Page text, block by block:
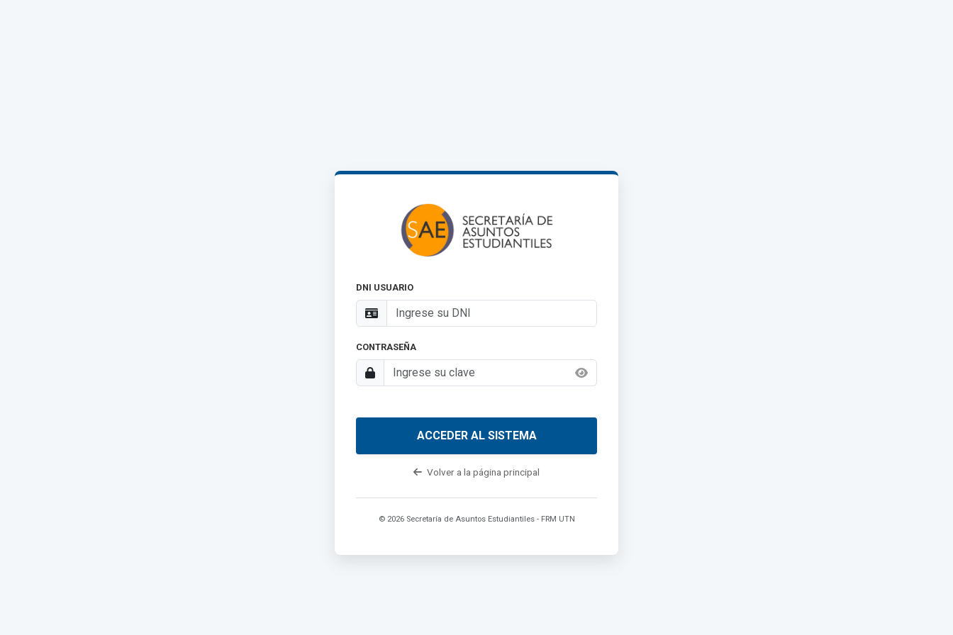
DNI USUARIO
CONTRASEÑA
ACCEDER AL SISTEMA
Volver a la página principal
© 2026 Secretaría de Asuntos Estudiantiles - FRM UTN